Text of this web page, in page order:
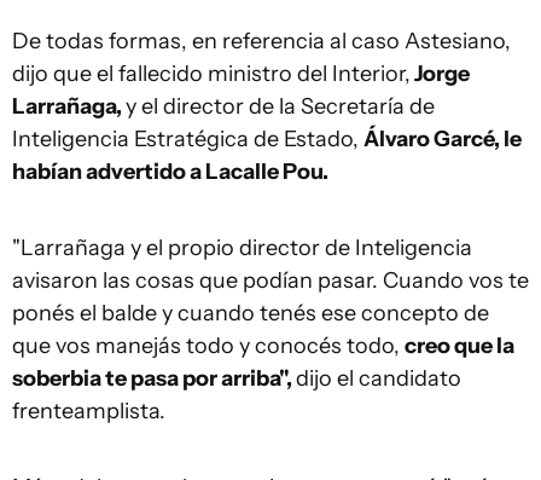
De todas formas, en referencia al caso Astesiano,
dijo que el fallecido ministro del Interior,Jorge
Larrañaga,y el director de la Secretaría de
Inteligencia Estratégica de Estado, Álvaro Garcé, le
habían advertido a Lacalle Pou.
"Larrañaga y el propio director de Inteligencia
avisaron las cosas que podían pasar. Cuando vos te
ponés el balde y cuando tenés ese concepto de
que vos manejás todo y conocés todo, creo que la
soberbia te pasa por arriba",dijo el candidato
frenteamplista.